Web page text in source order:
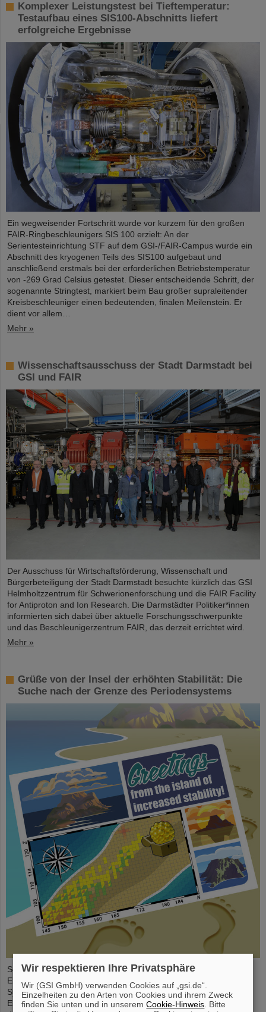
Komplexer Leistungstest bei Tieftemperatur:
Testaufbau eines SIS100-Abschnitts liefert
erfolgreiche Ergebnisse
Ein wegweisender Fortschritt wurde vor kurzem für den großen
FAIR-Ringbeschleunigers SIS 100 erzielt: An der
Serientesteinrichtung STF auf dem GSI-/FAIR-Campus wurde ein
Abschnitt des kryogenen Teils des SIS100 aufgebaut und
anschließend erstmals bei der erforderlichen Betriebstemperatur
von -269 Grad Celsius getestet. Dieser entscheidende Schritt, der
sogenannte Stringtest, markiert beim Bau großer supraleitender
Kreisbeschleuniger einen bedeutenden, finalen Meilenstein. Er
dient vor allem…
Mehr »
Wissenschaftsausschuss der Stadt Darmstadt bei
GSI und FAIR
Der Ausschuss für Wirtschaftsförderung, Wissenschaft und
Bürgerbeteiligung der Stadt Darmstadt besuchte kürzlich das GSI
Helmholtzzentrum für Schwerionenforschung und die FAIR Facility
for Antiproton and Ion Research. Die Darmstädter Politiker*innen
informierten sich dabei über aktuelle Forschungsschwerpunkte
und das Beschleunigerzentrum FAIR, das derzeit errichtet wird.
Mehr »
Grüße von der Insel der erhöhten Stabilität: Die
Suche nach der Grenze des Periodensystems
Seit der Jahrtausendwende wurden sechs neue chemische
Elemente entdeckt und in das Periodensystem der Elemente, das
Symbol der Chemie schlechthin, aufgenommen. Diese neuen
Elemente haben hohe Ordnungszahlen von bis zu 118 und sind
Wir respektieren Ihre Privatsphäre
Wir (GSI GmbH) verwenden Cookies auf „gsi.de“.
Einzelheiten zu den Arten von Cookies und ihrem Zweck
finden Sie unten und in unseremCookie-Hinweis . Bitte